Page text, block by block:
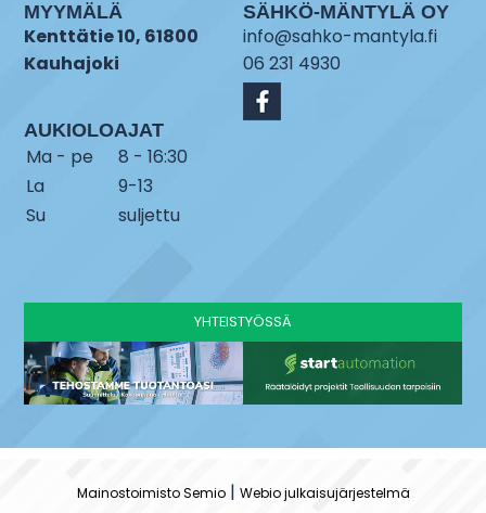
MYYMÄLÄ
Kenttätie 10, 61800
Kauhajoki
AUKIOLOAJAT
Ma - pe
8 - 16:30
La
9-13
Su
suljettu
SÄHKÖ-MÄNTYLÄ OY
info@sahko-mantyla.fi
06 231 4930
YHTEISTYÖSSÄ
Mainostoimisto Semio| Webio julkaisujärjestelmä